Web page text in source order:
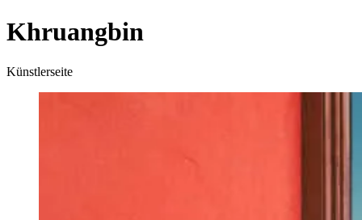
Khruangbin
Künstlerseite